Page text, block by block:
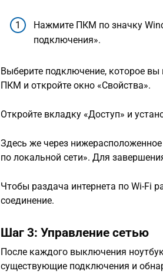
Нажмите ПКМ по значку
подключения».
Выберите подключение, которое вы
ПКМ и откройте окно «Свойства».
Откройте вкладку «Доступ» и
Здесь же через
по локальной сети». Для
Чтобы раздача интернета по Wi-Fi
соединение.
Шаг 3: Управление сетью
После каждого выключения
существующие подключения и